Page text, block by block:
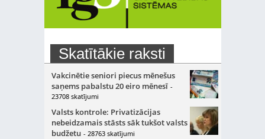
Skatītākie raksti
Vakcinētie seniori piecus mēnešus
saņems pabalstu 20 eiro mēnesī -
23708 skatījumi
Valsts kontrole: Privatizācijas
nebeidzamais stāsts sāk tukšot valsts
budžetu - 28763 skatījumi